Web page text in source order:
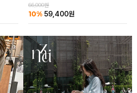
66,000원
10% 59,400원